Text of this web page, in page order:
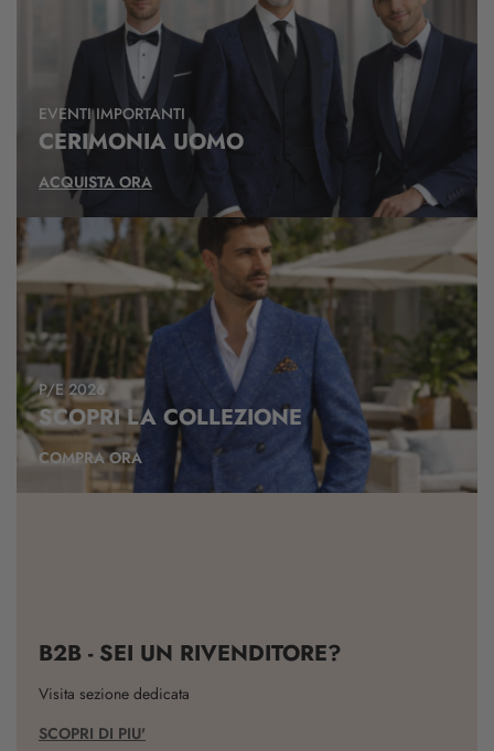
EVENTI IMPORTANTI
CERIMONIA UOMO
ACQUISTA ORA
P/E 2026
SCOPRI LA COLLEZIONE
COMPRA ORA
B2B - SEI UN RIVENDITORE?
Visita sezione dedicata
SCOPRI DI PIU'